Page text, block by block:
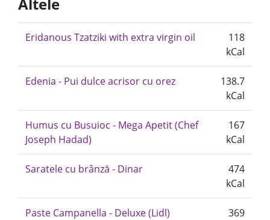
Eridanous Tzatziki with extra virgin oil
118
kCal
Edenia - Pui dulce acrisor cu orez
138.7
kCal
Humus cu Busuioc - Mega Apetit (Chef
Joseph Hadad)
167
kCal
Saratele cu brânză - Dinar
474
kCal
Paste Campanella - Deluxe (Lidl)
369